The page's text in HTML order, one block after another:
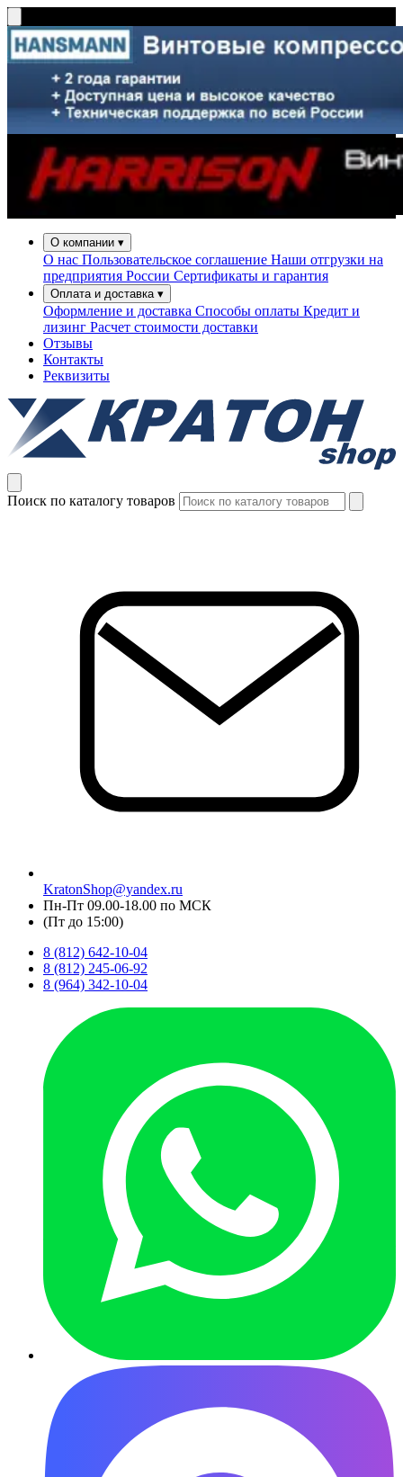
О компании ▾
О нас Пользовательское соглашение Наши отгрузки на
предприятия России Сертификаты и гарантия
Оплата и доставка ▾
Оформление и доставка Способы оплаты Кредит и
лизинг Расчет стоимости доставки
Отзывы
Контакты
Реквизиты
Поиск по каталогу товаров
KratonShop@yandex.ru
Пн-Пт 09.00-18.00 по МСК
(Пт до 15:00)
8 (812) 642-10-04
8 (812) 245-06-92
8 (964) 342-10-04